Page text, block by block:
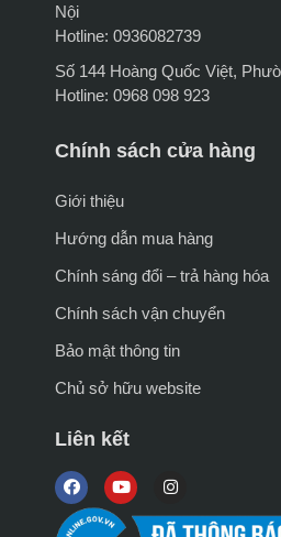
Nội
Hotline: 0936082739
Số 144 Hoàng Quốc Việt,
Hotline: 0968 098 923
Chính sách cửa hàng
Giới thiệu
Hướng dẫn mua hàng
Chính sáng đổi – trả hàng hóa
Chính sách vận chuyển
Bảo mật thông tin
Chủ sở hữu website
Liên kết